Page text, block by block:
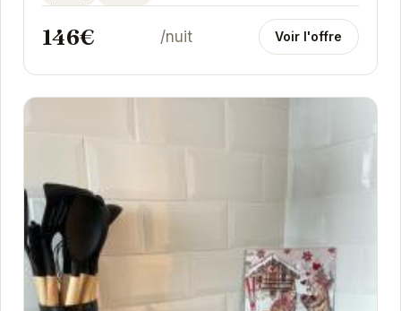
146€ /nuit Voir l'offre